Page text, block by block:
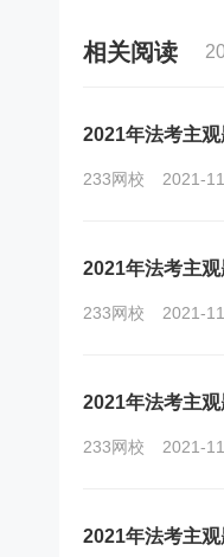
相关阅读
2021年法考主观
233网校 2021-
2021年法考主观
233网校 2021-
2021年法考主观
233网校 2021-
2021年法考主观